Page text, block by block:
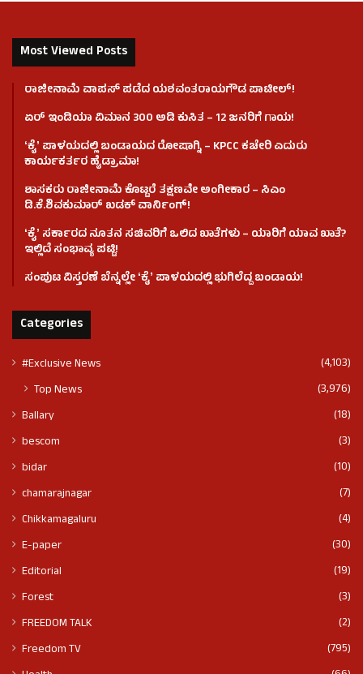
Most Viewed Posts
ರಾಜೀನಾಮೆ ವಾಪಸ್ ಪಡೆದ ಯಶವಂತರಾಯಗೌಡ ಪಾಟೀಲ್‌!
ಏರ್ ಇಂಡಿಯಾ ವಿಮಾನ 300 ಅಡಿ ಕುಸಿತ – 12 ಜನರಿಗೆ ಗಾಯ!
ʻಕೈʼ​ ಪಾಳಯದಲ್ಲಿ ಬಂಡಾಯದ ರೋಷಾಗ್ನಿ – KPCC ಕಚೇರಿ ಎದುರು
ಕಾರ್ಯಕರ್ತರ ಹೈಡ್ರಾಮಾ!
ಶಾಸಕರು ರಾಜೀನಾಮೆ ಕೊಟ್ಟರೆ ತಕ್ಷಣವೇ ಅಂಗೀಕಾರ – ಸಿಎಂ
ಡಿ.ಕೆ.ಶಿವಕುಮಾರ್ ಖಡಕ್ ವಾರ್ನಿಂಗ್!
ʻಕೈʼ ಸರ್ಕಾರದ ನೂತನ ಸಚಿವರಿಗೆ ಒಲಿದ ಖಾತೆಗಳು – ಯಾರಿಗೆ ಯಾವ ಖಾತೆ?
ಇಲ್ಲಿದೆ ಸಂಭಾವ್ಯ ಪಟ್ಟಿ!
ಸಂಪುಟ ವಿಸ್ತರಣೆ ಬೆನ್ನಲ್ಲೇ ʻಕೈʼ ಪಾಳಯದಲ್ಲಿ ಭುಗಿಲೆದ್ದ ಬಂಡಾಯ!
Categories
#Exclusive News (4,103)
Top News (3,976)
Ballary
(18)
bescom
(3)
bidar
(10)
chamarajnagar
(7)
Chikkamagaluru
(4)
E-paper
(30)
Editorial
(19)
Forest
(3)
FREEDOM TALK
(2)
Freedom TV
(795)